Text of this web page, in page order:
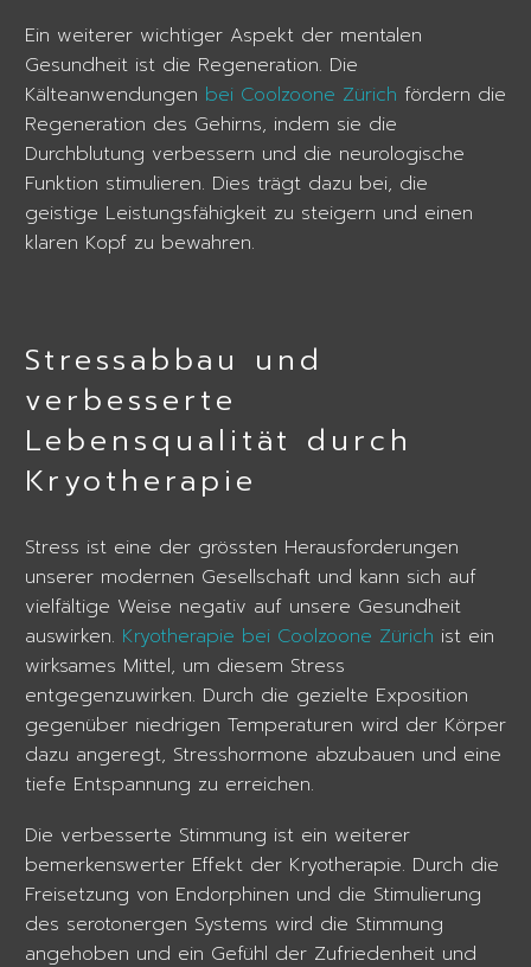
Ein weiterer wichtiger Aspekt der mentalen
Gesundheit ist die Regeneration. Die
Kälteanwendungen bei Coolzoone Zürich fördern die
Regeneration des Gehirns, indem sie die
Durchblutung verbessern und die neurologische
Funktion stimulieren. Dies trägt dazu bei, die
geistige Leistungsfähigkeit zu steigern und einen
klaren Kopf zu bewahren.
Stressabbau und
verbesserte
Lebensqualität durch
Kryotherapie
Stress ist eine der grössten Herausforderungen
unserer modernen Gesellschaft und kann sich auf
vielfältige Weise negativ auf unsere Gesundheit
auswirken. Kryotherapie bei Coolzoone Zürich ist ein
wirksames Mittel, um diesem Stress
entgegenzuwirken. Durch die gezielte Exposition
gegenüber niedrigen Temperaturen wird der Körper
dazu angeregt, Stresshormone abzubauen und eine
tiefe Entspannung zu erreichen.
Die verbesserte Stimmung ist ein weiterer
bemerkenswerter Effekt der Kryotherapie. Durch die
Freisetzung von Endorphinen und die Stimulierung
des serotonergen Systems wird die Stimmung
angehoben und ein Gefühl der Zufriedenheit und